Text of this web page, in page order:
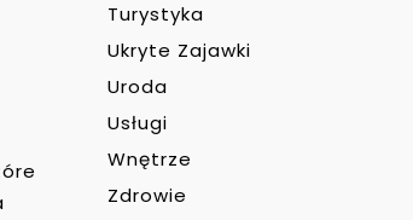
Turystyka
Ukryte Zajawki
Uroda
Usługi
Wnętrze
Zdrowie